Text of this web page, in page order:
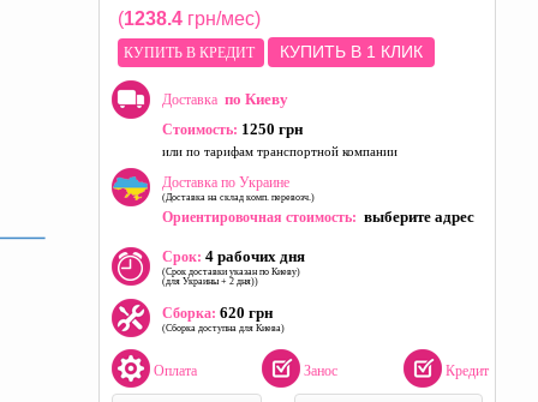
(1238.4грн/мес)
КУПИТЬ В КРЕДИТ КУПИТЬ В 1 КЛИК
Доставка по Киеву
Стоимость: 1250 грн
или по тарифам транспортной компании
Доставка по Украине
(Доставка на склад комп. перевозч.)
Ориентировочная стоимость: выберите адрес
Срок: 4 рабочих дня
(Срок доставки указан по Киеву)
(для Украины + 2 дня))
Сборка: 620 грн
(Сборка доступна для Киева)
Оплата Занос Кредит